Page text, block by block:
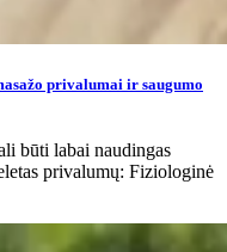
privalumai ir saugumo
būti labai naudingas
privalumų: Fiziologinė